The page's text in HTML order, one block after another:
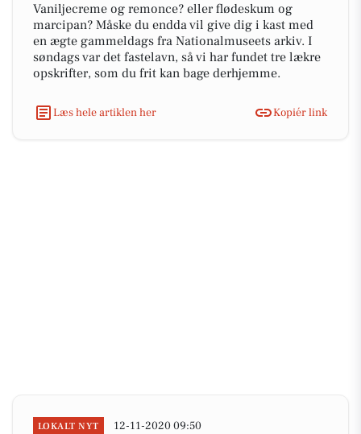
Vaniljecreme og remonce? eller flødeskum og
marcipan? Måske du endda vil give dig i kast med
en ægte gammeldags fra Nationalmuseets arkiv. I
søndags var det fastelavn, så vi har fundet tre lækre
opskrifter, som du frit kan bage derhjemme.
Læs hele artiklen her Kopiér link
LOKALT NYT 12-11-2020 09:50